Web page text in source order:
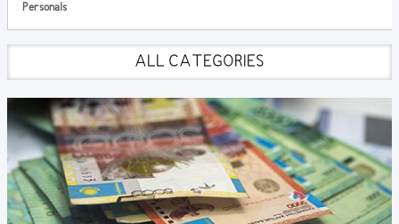
Personals
ALL CATEGORIES